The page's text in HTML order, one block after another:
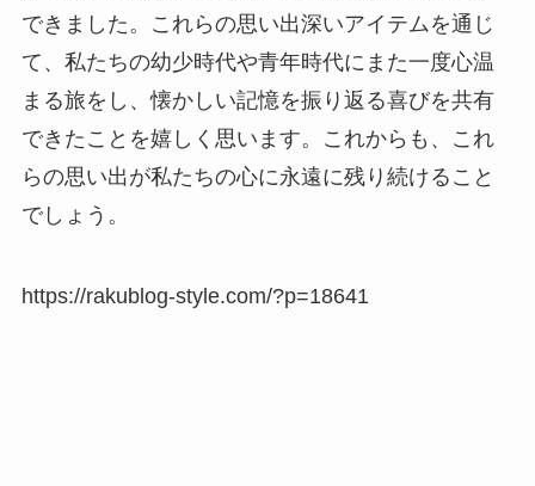
できました。これらの思い出深いアイテムを通じ
て、私たちの幼少時代や青年時代にまた一度心温
まる旅をし、懐かしい記憶を振り返る喜びを共有
できたことを嬉しく思います。これからも、これ
らの思い出が私たちの心に永遠に残り続けること
でしょう。
https://rakublog-style.com/?p=18641